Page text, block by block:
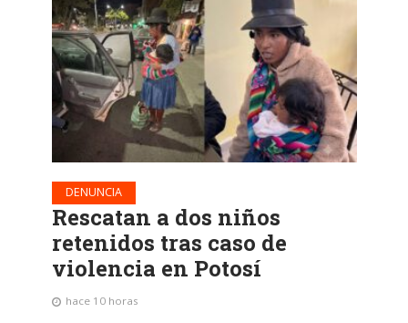
DENUNCIA
Rescatan a dos niños
retenidos tras caso de
violencia en Potosí
hace 10 horas